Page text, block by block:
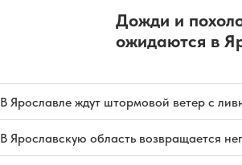
Дожди и
ожидаются в
В Ярославле ждут штормовой ветер с
В Ярославскую область возвращается